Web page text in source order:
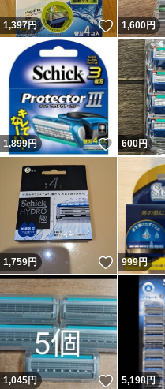
1,397円 いいね！
1,600円
1,899円 いいね！
600円
1,759円 いいね！
999円
1,045円 いいね！
5,198円